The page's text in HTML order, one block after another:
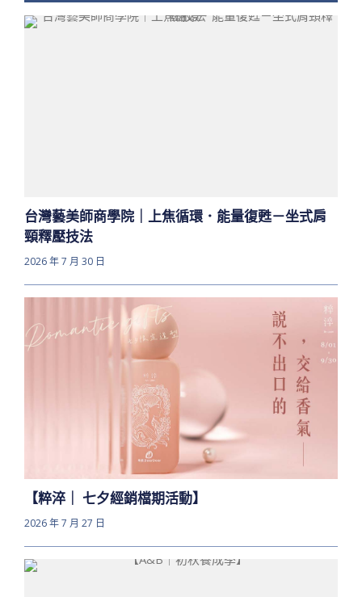
台灣藝美師商學院｜上焦循環．能量復甦－坐式肩
頸釋壓技法
2026 年 7 月 30 日
【粹淬｜ 七夕經銷檔期活動】
2026 年 7 月 27 日